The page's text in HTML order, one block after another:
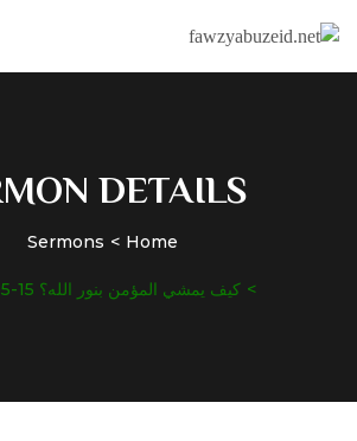
DETAILS
Home
Sermons
كيف يمشي المؤمن بنور الله؟ 15-5-2020